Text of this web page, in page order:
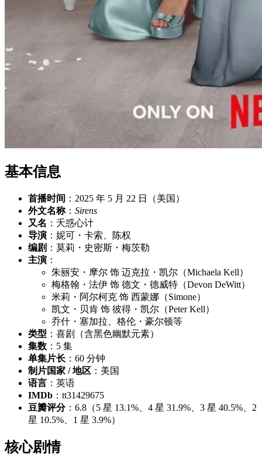
基本信息
首播时间 ：2025 年 5 月 22 日（美国）
外文名称： Sirens
又名 ：夭惑心计
导演 ：妮可・卡索、陈权
编剧 ：莫莉・史密斯・梅茨勒
主演 ：
朱丽安・摩尔 饰 迈克拉・凯尔（Michaela Kell）
梅格翰・法伊 饰 德文・德威特（Devon DeWitt）
米莉・阿尔柯克 饰 西蒙娜（Simone）
凯文・贝肯 饰 彼得・凯尔（Peter Kell）
乔什・塞加拉、格伦・豪尔顿等
类型 ：喜剧（含黑色幽默元素）
集数 ：5 集
单集片长 ：60 分钟
制片国家 / 地区 ：美国
语言 ：英语
IMDb ：tt31429675
豆瓣评分：6.8（5 星 13.1%、4 星 31.9%、3 星 40.5%、2
星 10.5%、1 星 3.9%）
核心剧情